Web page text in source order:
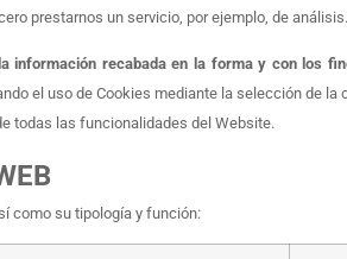
prestarnos un servicio, por ejemplo, de análisis.
información recabada en la forma y con los
el uso de Cookies mediante la selección de la
todas las funcionalidades del Website.
como su tipología y función: